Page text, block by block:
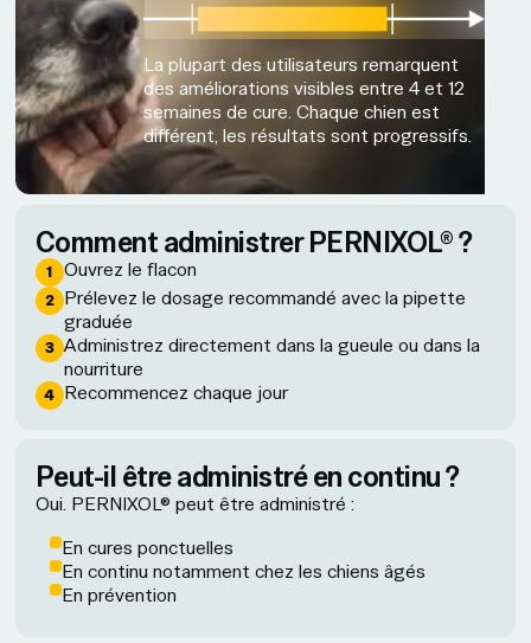
La plupart des utilisateurs remarquent
des améliorations visibles entre 4 et 12
semaines de cure. Chaque chien est
différent, les résultats sont progressifs.
Comment administrer PERNIXOL® ?
Ouvrez le flacon
Prélevez le dosage recommandé avec la pipette
graduée
Administrez directement dans la gueule ou dans la
nourriture
Recommencez chaque jour
Peut-il être administré en continu ?
Oui. PERNIXOL® peut être administré :
En cures ponctuelles
En continu notamment chez les chiens âgés
En prévention